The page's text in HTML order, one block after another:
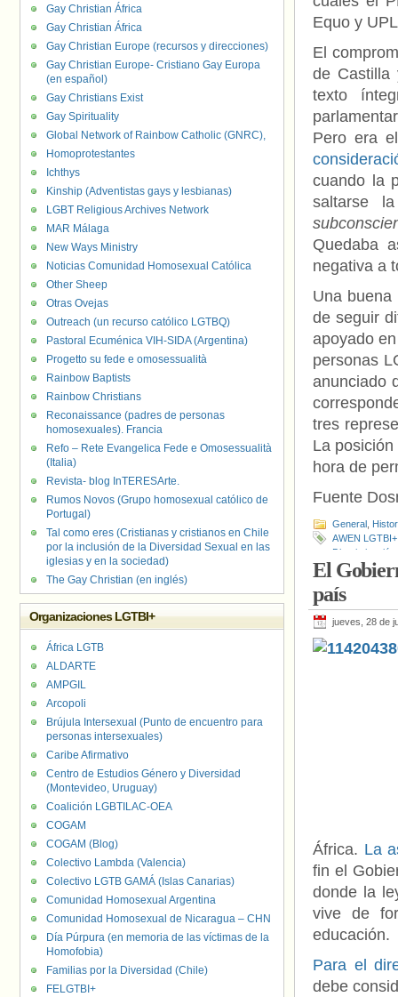
Equo y
El
de Castilla
texto
Pero era
cuando la
saltarse
Quedaba
negativa a
Una buena
de seguir
apoyado
personas
anunciado
tres
La
hora de
Fuente
General
AWEN LGTBI+
Discriminación
Lesgavila,
Diversa
El
país
jueves, 28 de
África. La
fin el
donde la
vive de
educación.
Para el
debe
Gay Christian África
Gay Christian África
Gay Christian Europe (recursos y direcciones)
Gay Christian Europe- Cristiano Gay Europa
(en español)
Gay Christians Exist
Gay Spirituality
Global Network of Rainbow Catholic (GNRC),
Homoprotestantes
Ichthys
Kinship (Adventistas gays y lesbianas)
LGBT Religious Archives Network
MAR Málaga
New Ways Ministry
Noticias Comunidad Homosexual Católica
Other Sheep
Otras Ovejas
Outreach (un recurso católico LGTBQ)
Pastoral Ecuménica VIH-SIDA (Argentina)
Progetto su fede e omosessualità
Rainbow Baptists
Rainbow Christians
Reconaissance (padres de personas
homosexuales). Francia
Refo – Rete Evangelica Fede e Omosessualità
(Italia)
Revista- blog InTERESArte.
Rumos Novos (Grupo homosexual católico de
Portugal)
Tal como eres (Cristianas y cristianos en Chile
por la inclusión de la Diversidad Sexual en las
iglesias y en la sociedad)
The Gay Christian (en inglés)
Organizaciones LGTBI+
África LGTB
ALDARTE
AMPGIL
Arcopoli
Brújula Intersexual (Punto de encuentro para
personas intersexuales)
Caribe Afirmativo
Centro de Estudios Género y Diversidad
(Montevideo, Uruguay)
Coalición LGBTILAC-OEA
COGAM
COGAM (Blog)
Colectivo Lambda (Valencia)
Colectivo LGTB GAMÁ (Islas Canarias)
Comunidad Homosexual Argentina
Comunidad Homosexual de Nicaragua – CHN
Día Púrpura (en memoria de las víctimas de la
Homofobia)
Familias por la Diversidad (Chile)
FELGTBI+